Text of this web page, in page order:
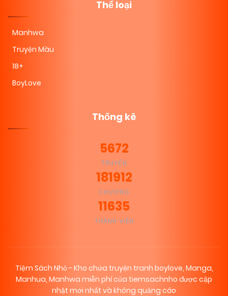
Thể loại
Manhwa
Truyện Màu
18+
BoyLove
Thống kê
5672
TRUYỆN
181912
CHƯƠNG
11635
THÀNH VIÊN
Tiệm Sách Nhỏ - Kho chứa truyện tranh boylove, Manga,
Manhua, Manhwa miễn phí của tiemsachnho được cập
nhật mới nhất và không quảng cáo